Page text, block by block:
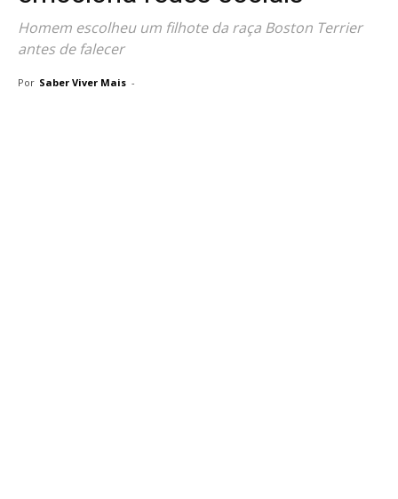
Homem escolheu um filhote da raça Boston Terrier
antes de falecer
Por Saber Viver Mais -